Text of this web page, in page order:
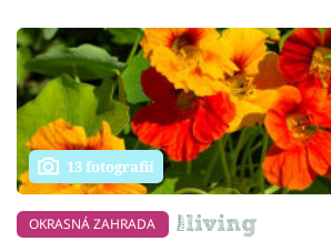
13 fotografií
OKRASNÁ ZAHRADA